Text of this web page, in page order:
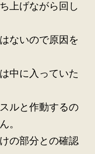
上げながら回し
ないので原因を
中に入っていた
ルと作動するの
。
の部分との確認